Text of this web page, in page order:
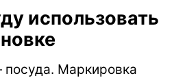
использовать
Маркировка